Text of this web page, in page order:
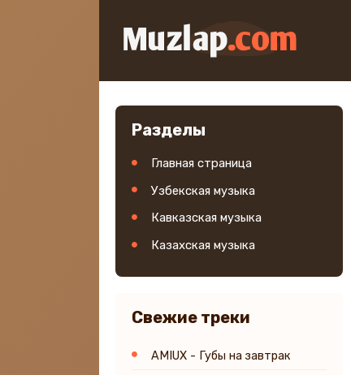
Разделы
Главная страница
Узбекская музыка
Кавказская музыка
Казахская музыка
Свежие треки
AMIUX - Губы на завтрак